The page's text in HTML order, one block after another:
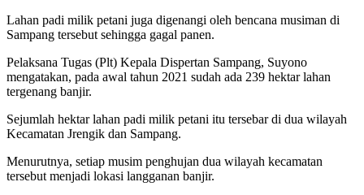
Lahan padi milik petani juga digenangi oleh bencana musiman di
Sampang tersebut sehingga gagal panen.
Pelaksana Tugas (Plt) Kepala Dispertan Sampang, Suyono
mengatakan, pada awal tahun 2021 sudah ada 239 hektar lahan
tergenang banjir.
Sejumlah hektar lahan padi milik petani itu tersebar di dua wilayah
Kecamatan Jrengik dan Sampang.
Menurutnya, setiap musim penghujan dua wilayah kecamatan
tersebut menjadi lokasi langganan banjir.